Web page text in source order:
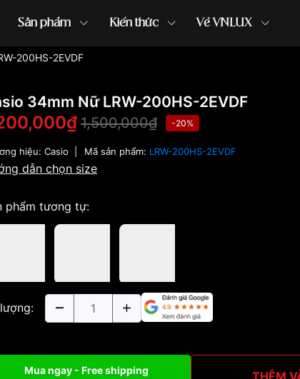
Sản phẩm Kiến thức Về VNLUX
200HS-2EVDF
34mm Nữ LRW-200HS-2EVDF
1,500,000₫ -20%
hiệu: Casio Mã sản phẩm: LRW-200HS-2EVDF
dẫn chọn size
phẩm tương tự:
Mua ngay - Free shipping